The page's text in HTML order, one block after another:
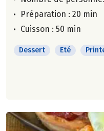
Préparation : 20 min
Cuisson : 50 min
Dessert Eté